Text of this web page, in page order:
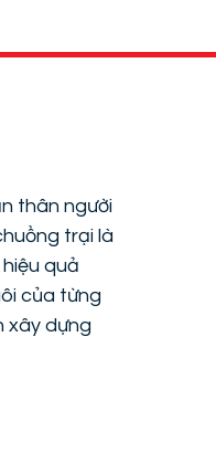
thân người
trại là
quả
của từng
xây dựng